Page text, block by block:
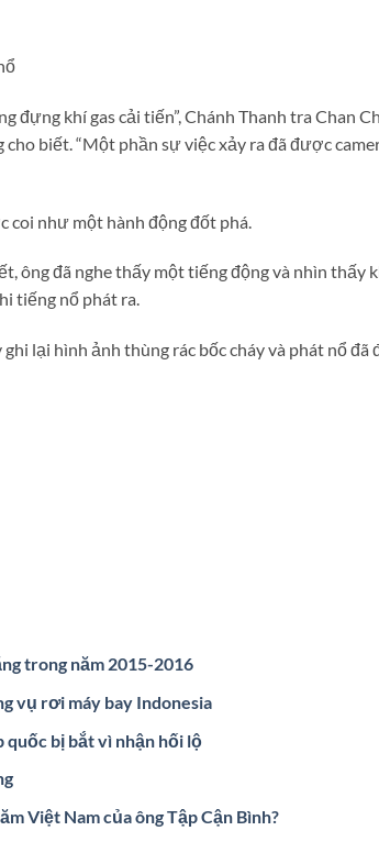
đựng khí gas cải tiến”, Chánh Thanh tra Chan
biết. “Một phần sự việc xảy ra đã được
như một hành động đốt phá.
ông đã nghe thấy một tiếng động và nhìn thấy
tiếng nổ phát ra.
lại hình ảnh thùng rác bốc cháy và phát nổ đã
trong năm 2015-2016
vụ rơi máy bay Indonesia
bị bắt vì nhận hối lộ
Việt Nam của ông Tập Cận Bình?